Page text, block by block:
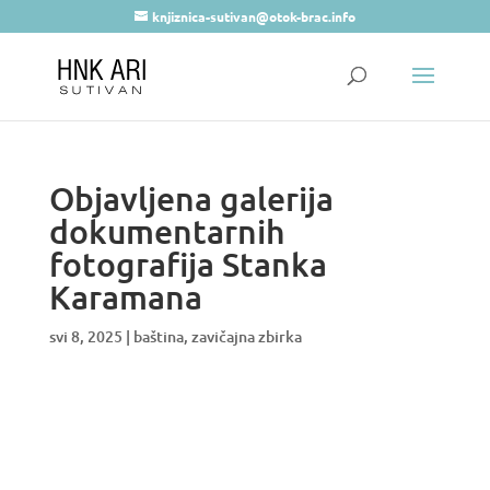
knjiznica-sutivan@otok-brac.info
Objavljena galerija
dokumentarnih
fotografija Stanka
Karamana
svi 8, 2025 | baština, zavičajna zbirka